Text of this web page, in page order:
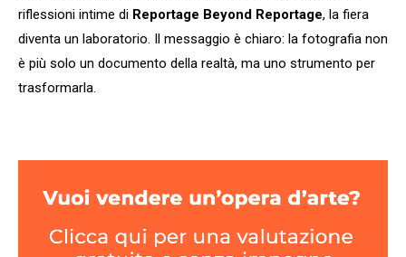
riflessioni intime di Reportage Beyond Reportage, la fiera
diventa un laboratorio. Il messaggio è chiaro: la fotografia non
è più solo un documento della realtà, ma uno strumento per
trasformarla.